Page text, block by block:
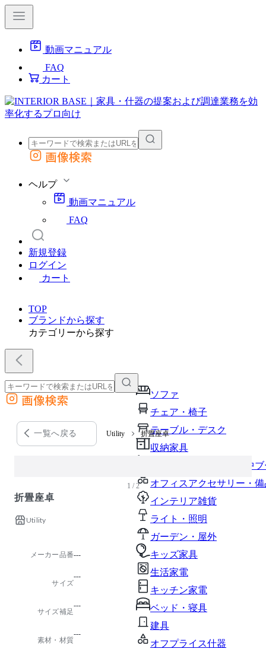
動画マニュアル
FAQ
カート
外部サイトの商品をカートに追加
画像検索
ヘルプ
動画マニュアル
FAQ
新規登録
ログイン
カート
TOP
ブランドから探す
カテゴリーから探す
ソファ
チェア・椅子
テーブル・デスク
収納家具
パーソナルブース・集中
オフィスアクセサリー・備
インテリア雑貨
ライト・照明
ガーデン・屋外
キッズ家具
生活家電
キッチン家電
ベッド・寝具
建具
オフプライス什器
外部サイトの商品をカートに追加
他のサイトで見つけた商品ページのURLを貼り付けて、カートに追加できます
画像検索
一覧へ戻る Utility 折畳座卓
1 / 2
折畳座卓
Utility
メーカー品番---
サイズ
---
サイズ補足
---
素材・材質
---